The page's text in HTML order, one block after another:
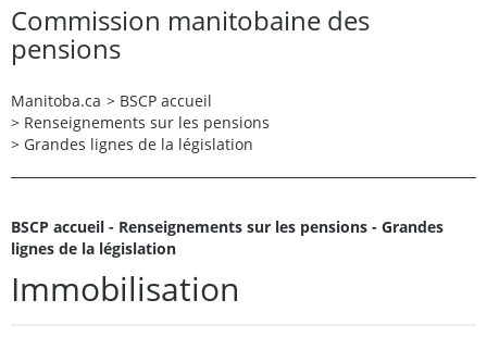
Commission manitobaine des
pensions
Manitoba.ca > BSCP accueil
> Renseignements sur les pensions
> Grandes lignes de la législation
BSCP accueil - Renseignements sur les pensions - Grandes
lignes de la législation
Immobilisation